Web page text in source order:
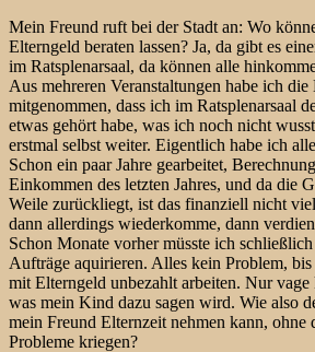
Mein Freund ruft bei der Stadt an: Wo
Elterngeld beraten lassen? Ja, da gibt es
im Ratsplenarsaal, da können alle
Aus mehreren Veranstaltungen habe ich
mitgenommen, dass ich im Ratsplenarsaal
etwas gehört habe, was ich noch nicht
erstmal selbst weiter. Eigentlich habe ich
Schon ein paar Jahre gearbeitet,
Einkommen des letzten Jahres, und da die
Weile zurückliegt, ist das finanziell nicht
dann allerdings wiederkomme, dann
Schon Monate vorher müsste ich
Aufträge aquirieren. Alles kein Problem,
mit Elterngeld unbezahlt arbeiten. Nur
was mein Kind dazu sagen wird. Wie also
mein Freund Elternzeit nehmen kann, ohne
Probleme kriegen?